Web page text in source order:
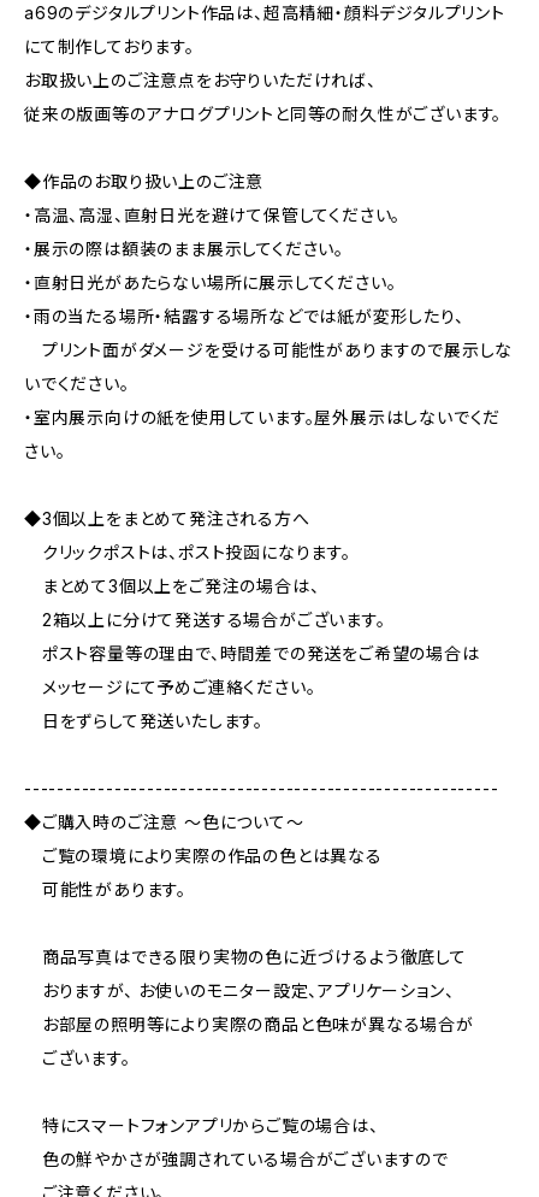
a69のデジタルプリント作品は、超高精細・顔料デジタルプリント
にて制作しております。
お取扱い上のご注意点をお守りいただければ、
従来の版画等のアナログプリントと同等の耐久性がございます。
◆作品のお取り扱い上のご注意
・高温、高湿、直射日光を避けて保管してください。
・展示の際は額装のまま展示してください。
・直射日光があたらない場所に展示してください。
・雨の当たる場所・結露する場所などでは紙が変形したり、
プリント面がダメージを受ける可能性がありますので展示しな
いでください。
・室内展示向けの紙を使用しています。屋外展示はしないでくだ
さい。
◆3個以上をまとめて発注される方へ
クリックポストは、ポスト投函になります。
まとめて3個以上をご発注の場合は、
2箱以上に分けて発送する場合がございます。
ポスト容量等の理由で、時間差での発送をご希望の場合は
メッセージにて予めご連絡ください。
日をずらして発送いたします。
----------------------------------------------------------
◆ご購入時のご注意 ～色について～
ご覧の環境により実際の作品の色とは異なる
可能性があります。
商品写真はできる限り実物の色に近づけるよう徹底して
おりますが、 お使いのモニター設定、アプリケーション、
お部屋の照明等により実際の商品と色味が異なる場合が
ございます。
特にスマートフォンアプリからご覧の場合は、
色の鮮やかさが強調されている場合がございますので
ご注意ください。